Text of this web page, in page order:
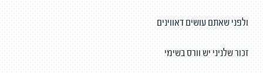
ולפני שאתם עושים דאווינים
זכור שלניני יש וורס בשימי